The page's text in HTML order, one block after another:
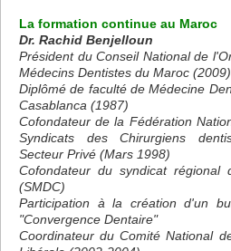
La formation continue au Maroc
Dr. Rachid Benjelloun
Président du Conseil National de
Médecins Dentistes du Maroc (2009)
Diplômé de faculté de Médecine
Casablanca (1987)
Cofondateur de la Fédération
Syndicats des Chirurgiens
Secteur Privé (Mars 1998)
Cofondateur du syndicat régional
(SMDC)
Participation à la création d'un
"Convergence Dentaire"
Coordinateur du Comité National